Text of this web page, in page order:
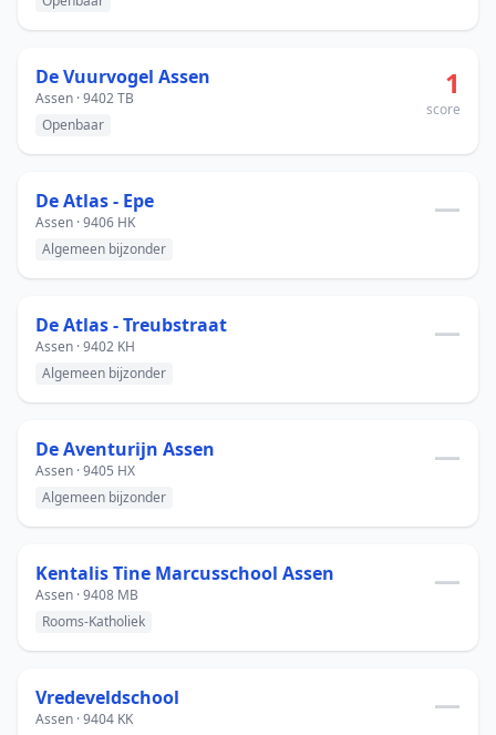
De Vuurvogel Assen
Assen · 9402 TB
Openbaar
1
score
De Atlas - Epe
Assen · 9406 HK
Algemeen bijzonder
—
De Atlas - Treubstraat
Assen · 9402 KH
Algemeen bijzonder
—
De Aventurijn Assen
Assen · 9405 HX
Algemeen bijzonder
—
Kentalis Tine Marcusschool Assen
Assen · 9408 MB
Rooms-Katholiek
—
Vredeveldschool
Assen · 9404 KK
—